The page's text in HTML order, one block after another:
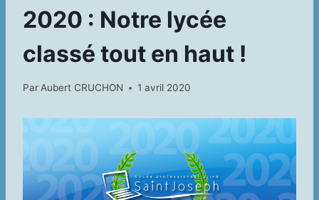
2020 : Notre lycée
classé tout en haut !
Par Aubert CRUCHON 1 avril 2020